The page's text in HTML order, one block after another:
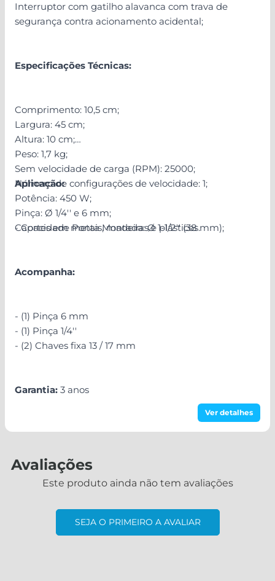
Ver detalhes
Interruptor com gatilho alavanca com trava de
segurança contra acionamento acidental;
Especificações Técnicas:
Comprimento: 10,5 cm;
Largura: 45 cm;
Altura: 10 cm;
Peso: 1,7 kg;
Sem velocidade de carga (RPM): 25000;
Número de configurações de velocidade: 1;
Potência: 450 W;
Pinça: Ø 1/4'' e 6 mm;
Capacidade Ponta Montada: Ø 1-1/2'' (38 mm);
Aplicação:
- Cortes em metais, madeiras e plásticos.
Acompanha:
- (1) Pinça 6 mm
- (1) Pinça 1/4''
- (2) Chaves fixa 13 / 17 mm
Garantia: 3 anos
Avaliações
Este produto ainda não tem avaliações
SEJA O PRIMEIRO A AVALIAR